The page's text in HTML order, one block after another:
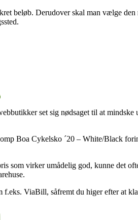
beløb. Derudover skal man vælge
set sig nødsaget til at mindske
Boa Cykelsko ´20 – White/Black
som virker umådelig god, kunne det
ViaBill, såfremt du higer efter at